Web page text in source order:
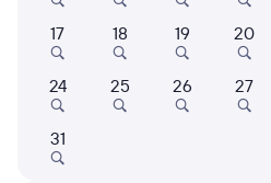
Когда
Кто едет
17 18 19 20
24 25 26 27
31